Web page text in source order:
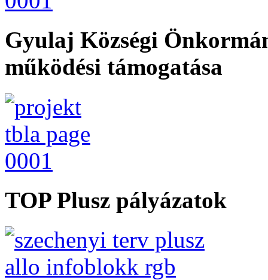
Gyulaj Községi
működési támogatása
TOP Plusz pályázatok